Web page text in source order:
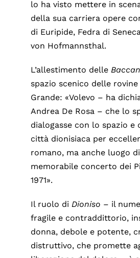
lo ha visto mettere in
della sua carriera opere
di Euripide, Fedra di
von Hofmannsthal.
L’allestimento delle
spazio scenico delle rovine
Grande: «Volevo – ha
Andrea De Rosa – che lo
dialogasse con lo spazio e
città dionisiaca per
romano, ma anche luogo
memorabile concerto dei
1971».
Il ruolo di Dioniso – il
fragile e contraddittorio,
donna, debole e potente,
distruttivo, che promette